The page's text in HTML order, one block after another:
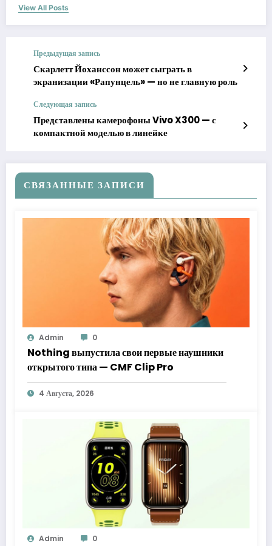
View All Posts
Предыдущая запись
Скарлетт Йоханссон может сыграть в
экранизации «Рапунцель» — но не главную роль
Следующая запись
Представлены камерофоны Vivo X300 — с
компактной моделью в линейке
СВЯЗАННЫЕ ЗАПИСИ
Admin 0
Nothing выпустила свои первые наушники
открытого типа — CMF Clip Pro
4 Августа, 2026
Admin 0